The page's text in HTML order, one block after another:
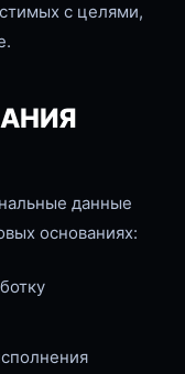
с целями,
данные
основаниях: